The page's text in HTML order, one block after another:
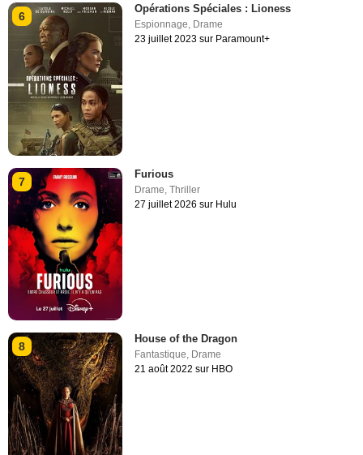
6
Opérations Spéciales : Lioness
Espionnage, Drame
23 juillet 2023 sur Paramount+
7
Furious
Drame ,Thriller
27 juillet 2026 sur Hulu
8
House of the Dragon
Fantastique, Drame
21 août 2022 sur HBO